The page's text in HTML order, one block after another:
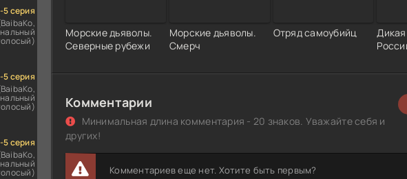
5 серия
5 серия
5 серия
Морские дьяволы.
Северные рубежи
Морские дьяволы.
Смерч
Отряд самоубийц
Комментарии
Минимальная длина комментария - 20 знаков. Уважайте себя и
других!
Комментариев еще нет. Хотите быть первым?